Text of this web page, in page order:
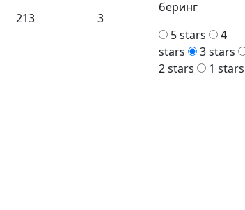
213
3
беринг
5 stars
4
stars
3 stars
2 stars
1 stars